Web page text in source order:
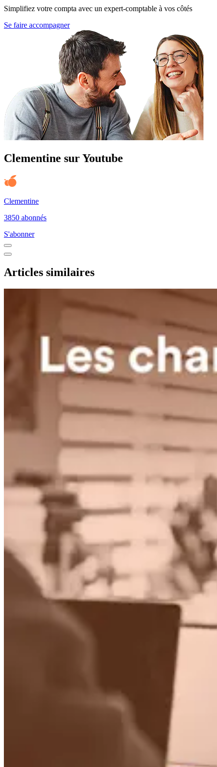
Simplifiez votre compta avec un expert-comptable à vos côtés
Se faire accompagner
Clementine sur Youtube
Clementine
3850 abonnés
S'abonner
Articles similaires